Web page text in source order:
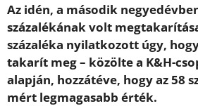
Az idén, a második
százalékának volt
százaléka nyilatkozott úgy,
takarít meg – közölte a K&H-
alapján, hozzátéve, hogy az 58
mért legmagasabb érték.